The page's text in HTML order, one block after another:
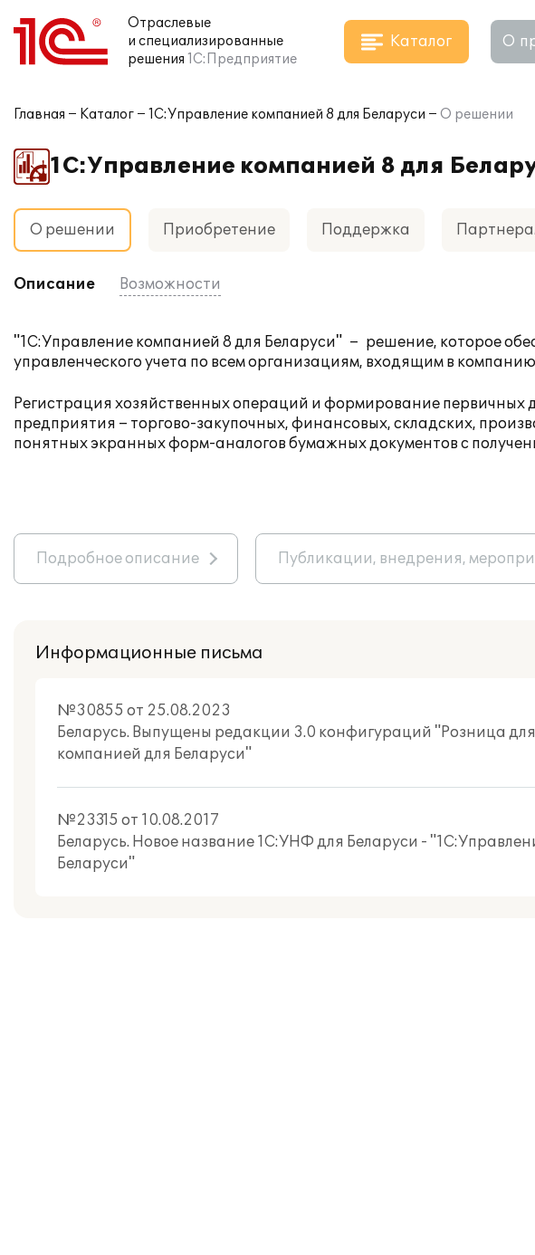
Отраслевые
и специализированные
решения 1С:Предприятие
Каталог О
Главная Каталог 1С:Управление компанией 8 для Беларуси О решении
1С:Управление компанией 8 для
О решении Приобретение Поддержка
Описание Возможности
"1С:Управление компанией 8 для Беларуси" – решение, которое
управленческого учета по всем организациям, входящим в
Регистрация хозяйственных операций и формирование первичных
предприятия – торгово-закупочных, финансовых, складских,
понятных экранных форм-аналогов бумажных документов с
Подробное описание Публикации, внедрения,
Информационные письма
№30855 от 25.08.2023
Беларусь. Выпущены редакции 3.0 конфигураций "Розница
компанией для Беларуси"
№23315 от 10.08.2017
Беларусь. Новое название 1С:УНФ для Беларуси -
Беларуси"